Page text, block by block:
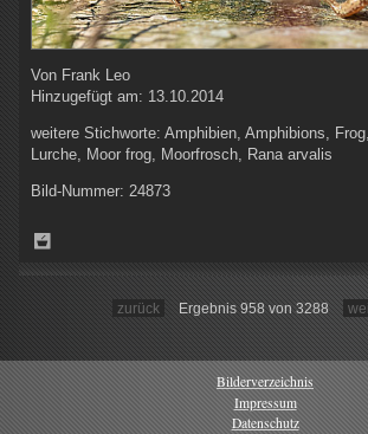
Von Frank Leo
Hinzugefügt am: 13.10.2014
weitere Stichworte: Amphibien, Amphibions,
Lurche, Moor frog, Moorfrosch, Rana arvalis
Bild-Nummer: 24873
zurück Ergebnis 958 von 3288
Bilderverzeichnis
Impressum
Datenschutz